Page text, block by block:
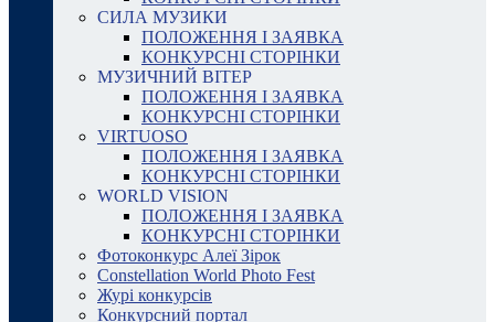
СИЛА МУЗИКИ
ПОЛОЖЕННЯ І ЗАЯВКА
КОНКУРСНІ СТОРІНКИ
МУЗИЧНИЙ ВІТЕР
ПОЛОЖЕННЯ І ЗАЯВКА
КОНКУРСНІ СТОРІНКИ
VIRTUOSO
ПОЛОЖЕННЯ І ЗАЯВКА
КОНКУРСНІ СТОРІНКИ
WORLD VISION
ПОЛОЖЕННЯ І ЗАЯВКА
КОНКУРСНІ СТОРІНКИ
Фотоконкурс Алеї Зірок
Constellation World Photo Fest
Журі конкурсів
Конкурсний портал